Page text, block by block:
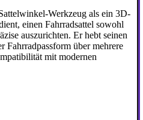
Werkzeug als ein 3D-
einen Fahrradsattel sowohl
auszurichten. Er hebt seinen
Fahrradpassform über mehrere
mit modernen